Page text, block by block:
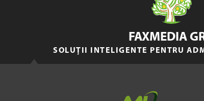
FAXMEDIA
SOLUȚII INTELIGENTE PENTRU